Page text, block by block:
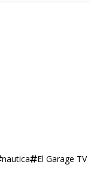
nautica El Garage TV